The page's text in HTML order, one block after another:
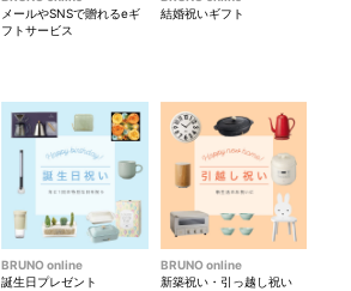
メールやSNSで贈れるeギ
フトサービス
結婚祝いギフト
BRUNO online
誕生日プレゼント
BRUNO online
新築祝い・引っ越し祝い